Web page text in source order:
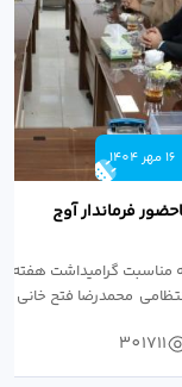
16 مهر 1404
فرماندار آوج
مناسبت گرامیداشت هفته
محمدرضا فتح خانی
301711